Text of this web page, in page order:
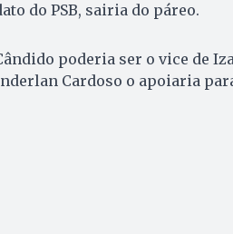
do PSB, sairia do páreo.
poderia ser o vice de
Cardoso o apoiaria